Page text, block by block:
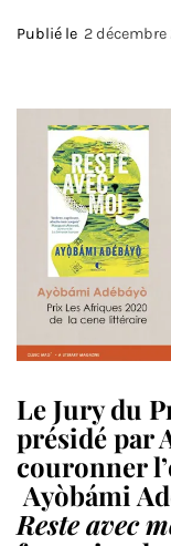
Publié le 2 décembre
Le Jury du
présidé par
couronner
Ayòbámi
Reste avec